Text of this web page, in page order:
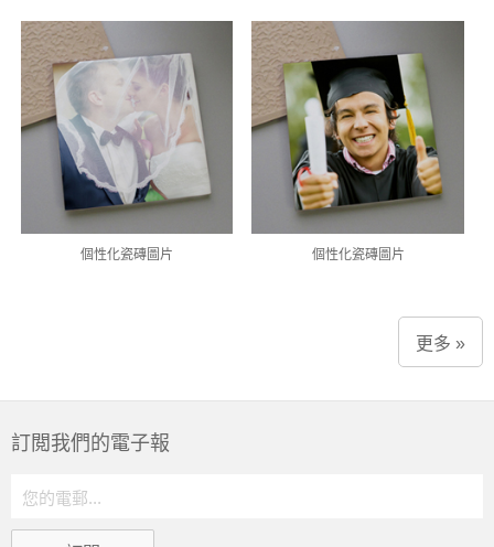
個性化瓷磚圖片 個性化瓷磚圖片
更多 »
訂閲我們的電子報